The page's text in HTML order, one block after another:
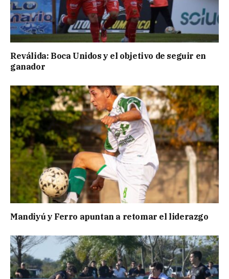
Reválida: Boca Unidos y el objetivo de seguir en
ganador
Mandiyú y Ferro apuntan a retomar el liderazgo